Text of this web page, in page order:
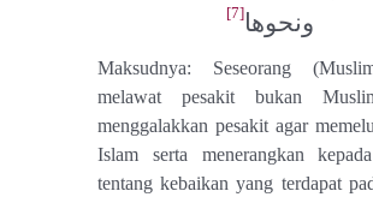
ونحوها[7]
Maksudnya:
Seseorang
melawat pesakit bukan
menggalakkan pesakit agar
Islam serta menerangkan
tentang kebaikan yang terdapat